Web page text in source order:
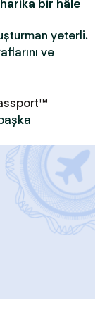
bir hâle
yeterli.
ve